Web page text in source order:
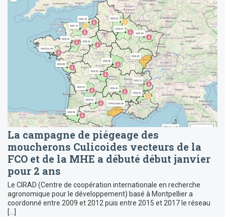
La campagne de piégeage des
moucherons Culicoides vecteurs de la
FCO et de la MHE a débuté début janvier
pour 2 ans
Le CIRAD (Centre de coopération internationale en recherche
agronomique pour le développement) basé à Montpellier a
coordonné entre 2009 et 2012 puis entre 2015 et 2017 le réseau
[…]